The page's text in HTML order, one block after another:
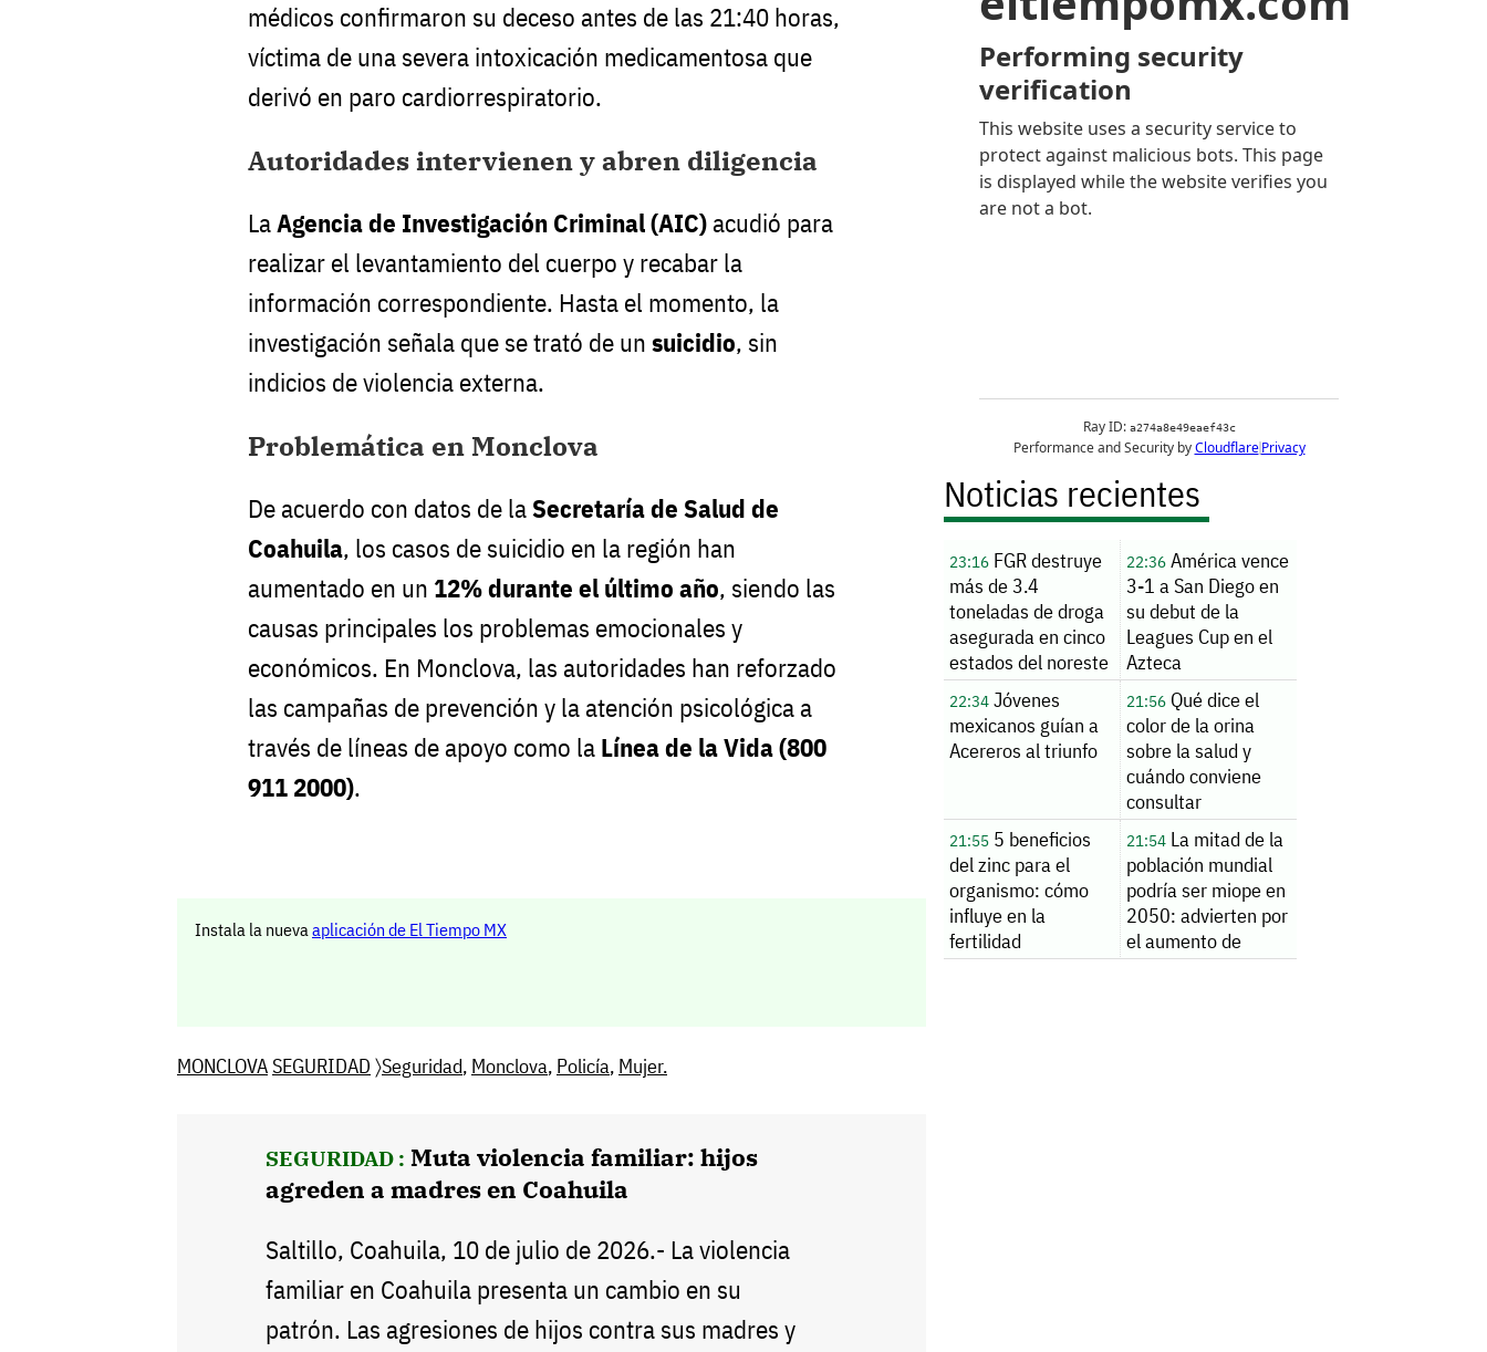
médicos confirmaron su deceso antes de las 21:40 horas,
víctima de una severa intoxicación medicamentosa que
derivó en paro cardiorrespiratorio.
Autoridades intervienen y abren diligencia
LaAgencia de Investigación Criminal (AIC) acudió para
realizar el levantamiento del cuerpo y recabar la
información correspondiente. Hasta el momento, la
investigación señala que se trató de un suicidio, sin
indicios de violencia externa.
Problemática en Monclova
De acuerdo con datos de laSecretaría de Salud de
Coahuila, los casos de suicidio en la región han
aumentado en un 12% durante el último año, siendo las
causas principales los problemas emocionales y
económicos. En Monclova, las autoridades han reforzado
las campañas de prevención y la atención psicológica a
través de líneas de apoyo como la Línea de la Vida (800
911 2000).
Instala la nueva aplicación de El Tiempo MX
MONCLOVA SEGURIDAD 〉Seguridad, Monclova, Policía, Mujer.
SEGURIDAD : Muta violencia familiar: hijos
agreden a madres en Coahuila
Saltillo, Coahuila, 10 de julio de 2026.- La violencia
familiar en Coahuila presenta un cambio en su
patrón. Las agresiones de hijos contra sus madres y
Noticias recientes
23:16 FGR destruye
más de 3.4
toneladas de droga
asegurada en cinco
estados del noreste
22:36América vence
3-1 a San Diego en
su debut de la
Leagues Cup en el
Azteca
22:34 Jóvenes
mexicanos guían a
Acereros al triunfo
21:56Qué dice el
color de la orina
sobre la salud y
cuándo conviene
consultar
21:55 5 beneficios
del zinc para el
organismo: cómo
influye en la
fertilidad
21:54La mitad de la
población mundial
podría ser miope en
2050: advierten por
el aumento de
casos